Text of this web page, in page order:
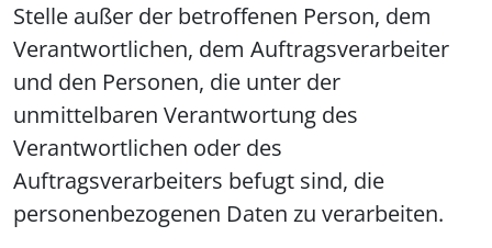
Stelle außer der betroffenen Person, dem
Verantwortlichen, dem Auftragsverarbeiter
und den Personen, die unter der
unmittelbaren Verantwortung des
Verantwortlichen oder des
Auftragsverarbeiters befugt sind, die
personenbezogenen Daten zu verarbeiten.